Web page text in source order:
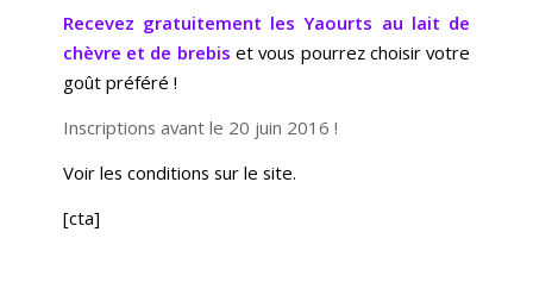
Recevez gratuitement les Yaourts au lait de
chèvre et de brebis et vous pourrez choisir votre
goût préféré !
Inscriptions avant le 20 juin 2016 !
Voir les conditions sur le site.
[cta]